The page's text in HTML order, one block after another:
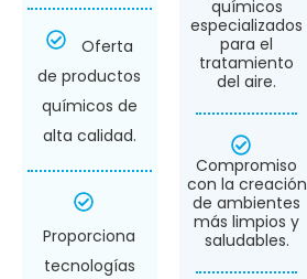
Oferta
de productos
químicos de
alta calidad.
Proporciona
tecnologías
químicos
especializados
para el
tratamiento
del aire.
Compromiso
con la creación
de ambientes
más limpios y
saludables.